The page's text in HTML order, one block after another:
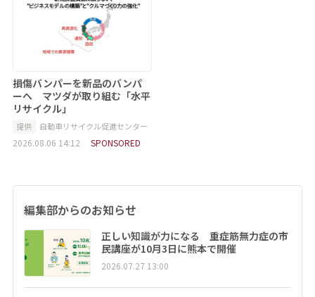
損傷バンパーを新品のバンパ
ーへ マツダが取り組む「水平
リサイクル」
提供 自動車リサイクル促進センター
2026.08.06 14:12 SPONSORED
編集部からのお知らせ
正しい知識が力になる 重症筋無力症の市
民講座が10月3日に熊本で開催
2026.07.27 13:00